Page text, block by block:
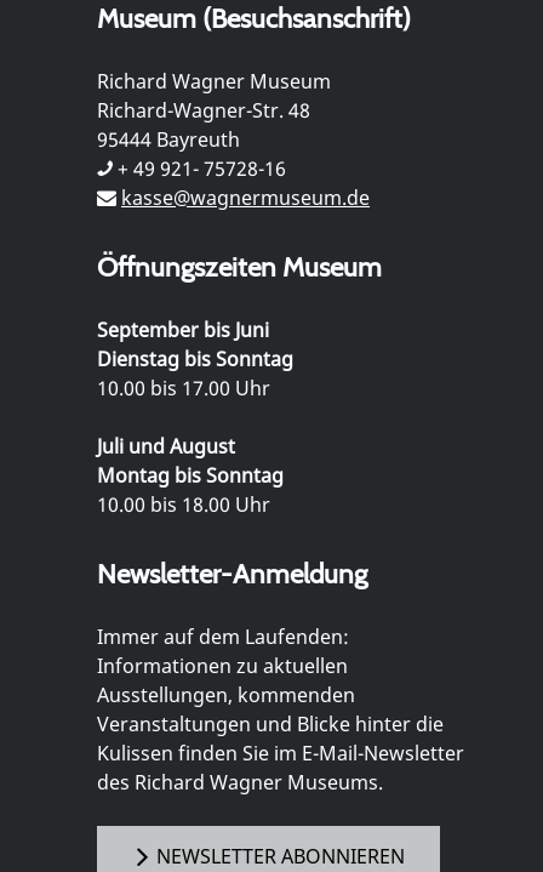
Museum (Besuchsanschrift)
Richard Wagner Museum
Richard-Wagner-Str. 48
95444 Bayreuth
+ 49 921- 75728-16
kasse@wagnermuseum.de
Öffnungszeiten Museum
September bis Juni
Dienstag bis Sonntag
10.00 bis 17.00 Uhr
Juli und August
Montag bis Sonntag
10.00 bis 18.00 Uhr
Newsletter-Anmeldung
Immer auf dem Laufenden:
Informationen zu aktuellen
Ausstellungen, kommenden
Veranstaltungen und Blicke hinter die
Kulissen finden Sie im E-Mail-Newsletter
des Richard Wagner Museums.
NEWSLETTER ABONNIEREN